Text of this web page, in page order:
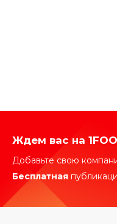
Ждем вас на
Добавьте свою
Бесплатная